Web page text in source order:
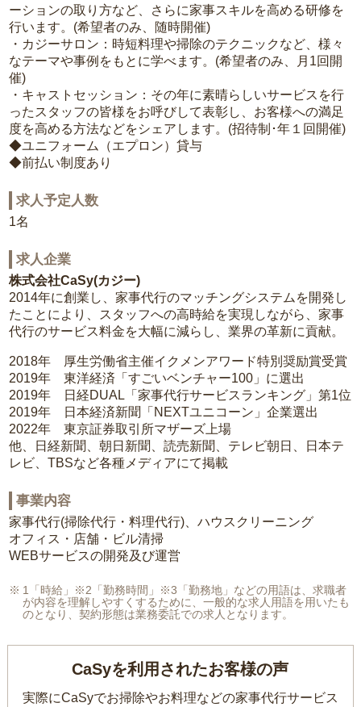
ーションの取り方など、さらに家事スキルを高める研修を
行います。(希望者のみ、随時開催)
・カジーサロン：時短料理や掃除のテクニックなど、様々
なテーマや事例をもとに学べます。(希望者のみ、月1回開
催)
・キャストセッション：その年に素晴らしいサービスを行
ったスタッフの皆様をお呼びして表彰し、お客様への満足
度を高める方法などをシェアします。(招待制･年１回開催)
◆ユニフォーム（エプロン）貸与
◆前払い制度あり
求人予定人数
1名
求人企業
株式会社CaSy(カジー)
2014年に創業し、家事代行のマッチングシステムを開発し
たことにより、スタッフへの高時給を実現しながら、家事
代行のサービス料金を大幅に減らし、業界の革新に貢献。
2018年 厚生労働省主催イクメンアワード特別奨励賞受賞
2019年 東洋経済「すごいベンチャー100」に選出
2019年 日経DUAL「家事代行サービスランキング」第1位
2019年 日本経済新聞「NEXTユニコーン」企業選出
2022年 東京証券取引所マザーズ上場
他、日経新聞、朝日新聞、読売新聞、テレビ朝日、日本テ
レビ、TBSなど各種メディアにて掲載
事業内容
家事代行(掃除代行・料理代行)、ハウスクリーニング
オフィス・店舗・ビル清掃
WEBサービスの開発及び運営
1「時給」※2「勤務時間」※3「勤務地」などの用語は、求職者
が内容を理解しやすくするために、一般的な求人用語を用いたも
のとなり、契約形態は業務委託での求人となります。
CaSyを利用されたお客様の声
実際にCaSyでお掃除やお料理などの家事代行サービス